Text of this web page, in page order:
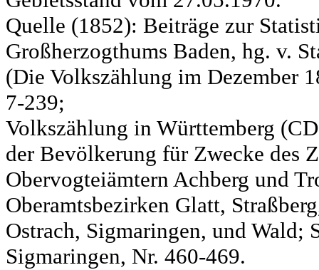
Quelle (1852): Beiträge zur
Großherzogthums Baden, hg. v.
(Die Volkszählung im Dezember
7-239;
Volkszählung in Württemberg
der Bevölkerung für Zwecke des
Obervogteiämtern Achberg und
Oberamtsbezirken Glatt,
Ostrach, Sigmaringen, und Wald;
Sigmaringen, Nr. 460-469.